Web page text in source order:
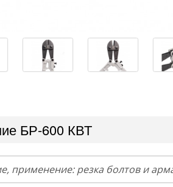
БР-600 КВТ
применение: резка болтов и